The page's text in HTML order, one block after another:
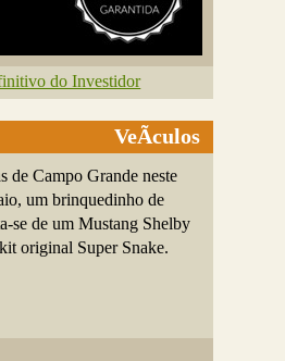
do Investidor
VeÃ­culos
de Campo Grande neste
um brinquedinho de
se de um Mustang Shelby
original Super Snake.